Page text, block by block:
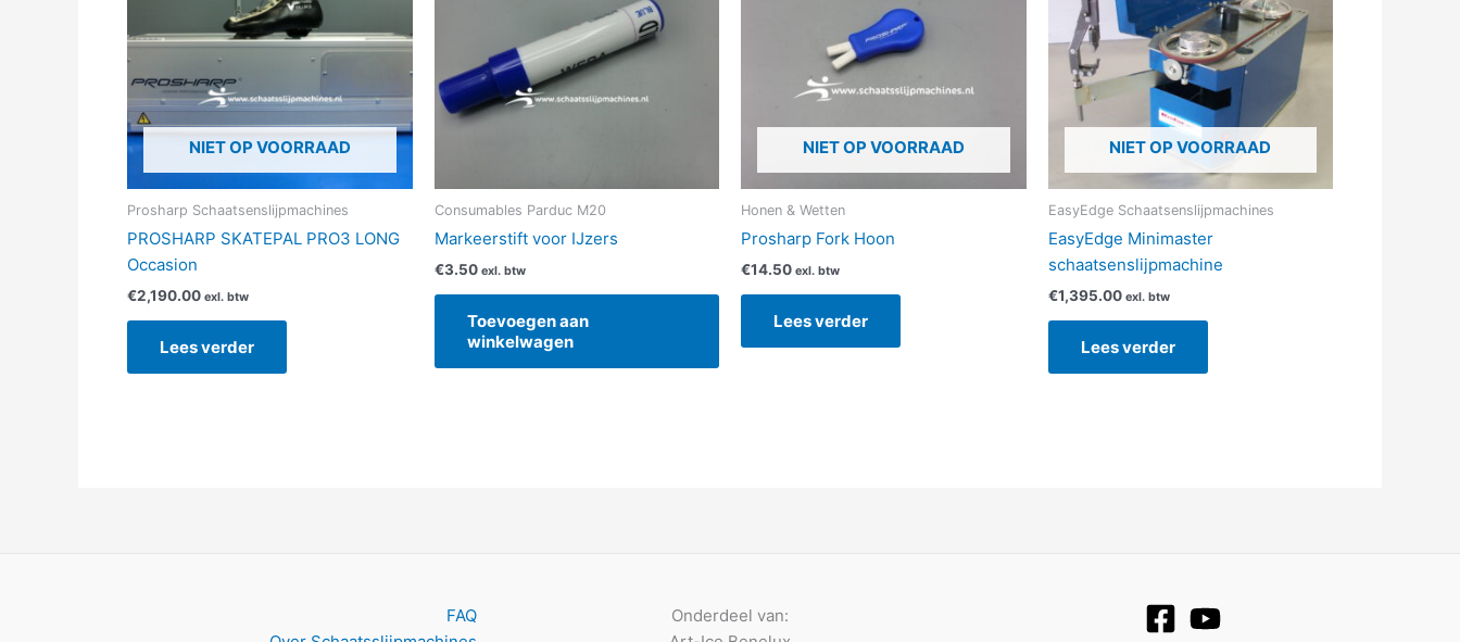
NIET OP VOORRAAD
Prosharp Schaatsenslijpmachines
PROSHARP SKATEPAL PRO3 LONG
Occasion
€2,190.00 exl. btw
Lees verder
Consumables Parduc M20
Markeerstift voor IJzers
€3.50 exl. btw
Toevoegen aan
winkelwagen
NIET OP VOORRAAD
Honen & Wetten
Prosharp Fork Hoon
€14.50 exl. btw
Lees verder
NIET OP VOORRAAD
EasyEdge Schaatsenslijpmachines
EasyEdge Minimaster
schaatsenslijpmachine
€1,395.00 exl. btw
Lees verder
FAQ
Onderdeel van: